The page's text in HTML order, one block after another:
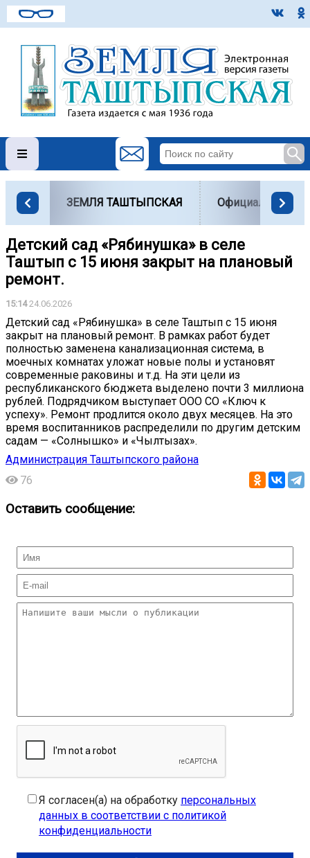
ЗЕМЛЯ ТАШТЫПСКАЯ Официально
Детский сад «Рябинушка» в селе
Таштып с 15 июня закрыт на плановый
ремонт.
15:1424.06.2026
Детский сад «Рябинушка» в селе Таштып с 15 июня
закрыт на плановый ремонт. В рамках работ будет
полностью заменена канализационная система, в
моечных комнатах уложат новые полы и установят
современные раковины и т.д. На эти цели из
республиканского бюджета выделено почти 3 миллиона
рублей. Подрядчиком выступает ООО СО «Ключ к
успеху». Ремонт продлится около двух месяцев. На это
время воспитанников распределили по другим детским
садам — «Солнышко» и «Чылтызах».
Администрация Таштыпского района
76
Оставить сообщение:
Я согласен(а) на обработку персональных
данных в соответствии с политикой
конфиденциальности